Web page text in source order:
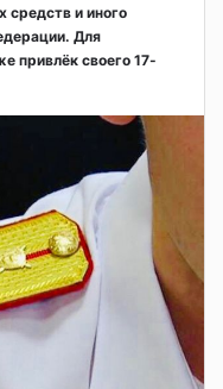
и иного
Для
привлёк своего 17-